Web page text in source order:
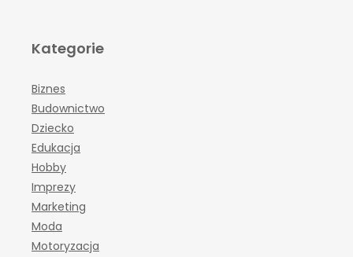
Kategorie
Biznes
Budownictwo
Dziecko
Edukacja
Hobby
Imprezy
Marketing
Moda
Motoryzacja